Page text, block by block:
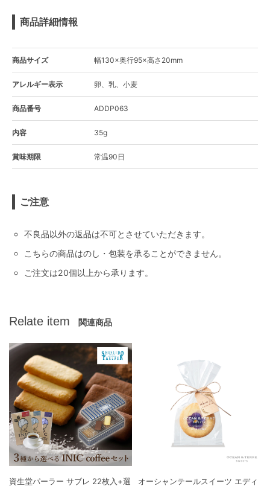
商品詳細情報
商品サイズ 幅130×奥行95×高さ20mm
アレルギー表示 卵、乳、小麦
商品番号 ADDP063
内容 35g
賞味期限 常温90日
ご注意
不良品以外の返品は不可とさせていただきます。
こちらの商品はのし・包装を承ることができません。
ご注文は20個以上から承ります。
Relate item 関連商品
資生堂パーラー サブレ 22枚入+選
オーシャンテールスイーツ エディ